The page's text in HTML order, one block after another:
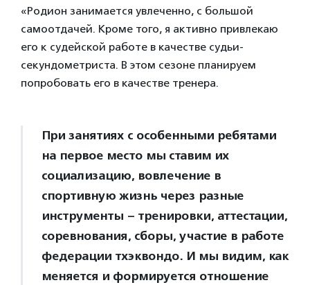
«Родион занимается увлеченно, с большой
самоотдачей. Кроме того, я активно привлекаю
его к судейской работе в качестве судьи-
секундометриста. В этом сезоне планируем
попробовать его в качестве тренера.
При занятиях с особенными ребятами
на первое место мы ставим их
социализацию, вовлечение в
спортивную жизнь через разные
инструменты – тренировки, аттестации,
соревнования, сборы, участие в работе
федерации тхэквондо. И мы видим, как
меняется и формируется отношение